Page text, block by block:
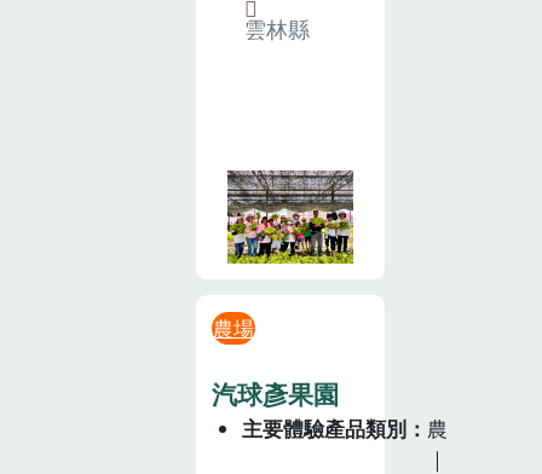
雲林縣
農場
汽球彥果園
主要體驗產品類別
農
｜